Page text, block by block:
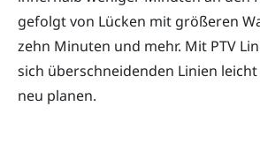
gefolgt von Lücken mit größeren
zehn Minuten und mehr. Mit PTV
sich überschneidenden Linien
neu planen.